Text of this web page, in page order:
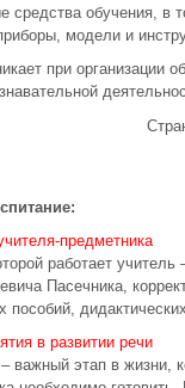
средства обучения, в
модели и
при организации
предметника
работает
Пасечника,
пособий,
в развитии речи
важный этап в жизни,